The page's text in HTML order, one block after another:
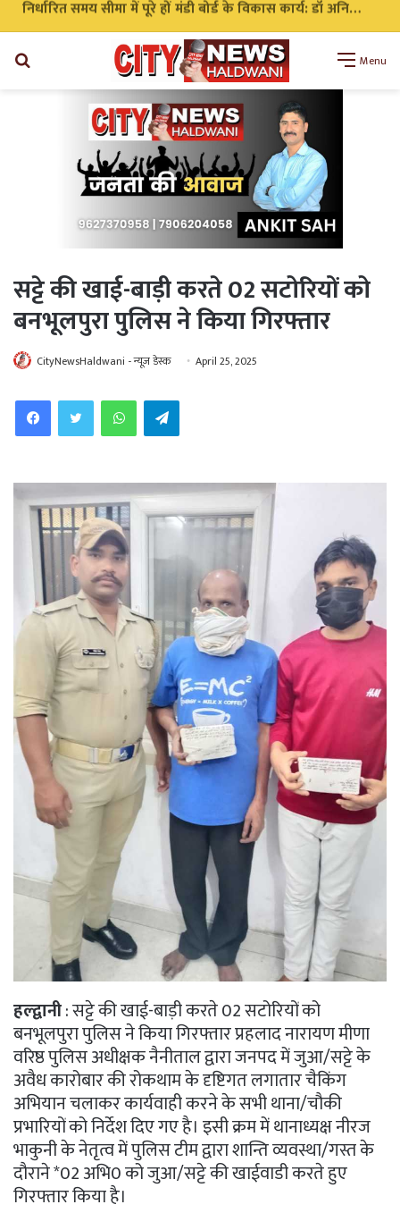
निर्धारित समय सीमा में पूरे हों मंडी बोर्ड के विकास कार्य: डॉ अनिल डब्बू
Menu
सट्टे की खाई-बाड़ी करते 02 सटोरियों को
बनभूलपुरा पुलिस ने किया गिरफ्तार
CityNewsHaldwani - न्यूज़ डेस्क April 25, 2025
WhatsAppTelegram
हल्द्वानी: सट्टे की खाई-बाड़ी करते 02 सटोरियों को
बनभूलपुरा पुलिस ने किया गिरफ्तार प्रहलाद नारायण मीणा
वरिष्ठ पुलिस अधीक्षक नैनीताल द्वारा जनपद में जुआ/सट्टे के
अवैध कारोबार की रोकथाम के दृष्टिगत लगातार चैकिंग
अभियान चलाकर कार्यवाही करने के सभी थाना/चौकी
प्रभारियों को निर्देश दिए गए है। इसी क्रम में थानाध्यक्ष नीरज
भाकुनी के नेतृत्व में पुलिस टीम द्वारा शान्ति व्यवस्था/गस्त के
दौराने *02 अभि0 को जुआ/सट्टे की खाईवाडी करते हुए
गिरफ्तार किया है।